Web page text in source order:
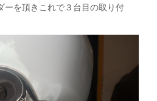
ーを頂きこれで３台目の取り付